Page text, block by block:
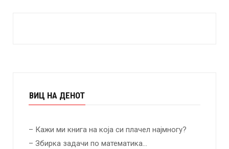
ВИЦ НА ДЕНОТ
– Кажи ми книга на која си плачел најмногу?
– Збирка задачи по математика…